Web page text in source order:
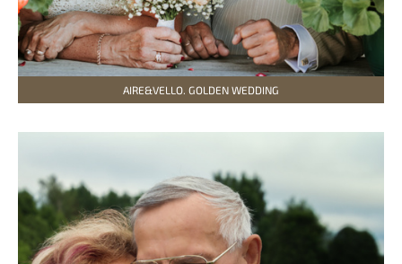
AIRE&VELLO. GOLDEN WEDDING